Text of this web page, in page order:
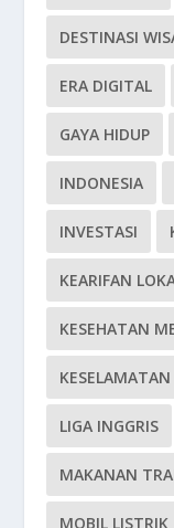
DESTINASI
ERA DIGITAL
GAYA HIDUP
INDONESIA
INVESTASI
KEARIFAN
KESEHATAN
LIGA INGGRIS
MAKANAN
MOBIL LISTRIK